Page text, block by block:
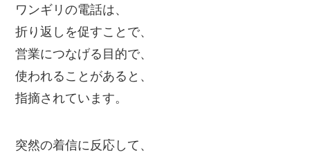
ワンギリの電話は、
折り返しを促すことで、
営業につなげる目的で、
使われることがあると、
指摘されています。
突然の着信に反応して、